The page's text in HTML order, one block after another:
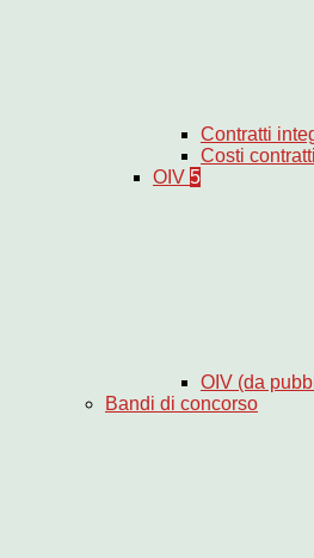
Contratti
Costi
OIV 5
OIV (da
Bandi di concorso